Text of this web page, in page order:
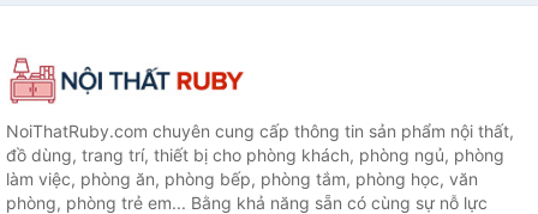
NoiThatRuby.com chuyên cung cấp thông tin sản phẩm nội thất,
đồ dùng, trang trí, thiết bị cho phòng khách, phòng ngủ, phòng
làm việc, phòng ăn, phòng bếp, phòng tắm, phòng học, văn
phòng, phòng trẻ em... Bằng khả năng sẵn có cùng sự nỗ lực